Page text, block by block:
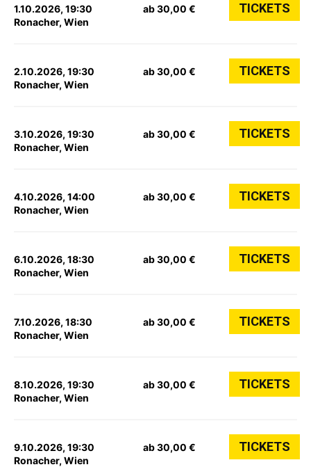
1.10.2026, 19:30
Ronacher, Wien
ab 30,00 € TICKETS
2.10.2026, 19:30
Ronacher, Wien
ab 30,00 € TICKETS
3.10.2026, 19:30
Ronacher, Wien
ab 30,00 € TICKETS
4.10.2026, 14:00
Ronacher, Wien
ab 30,00 € TICKETS
6.10.2026, 18:30
Ronacher, Wien
ab 30,00 € TICKETS
7.10.2026, 18:30
Ronacher, Wien
ab 30,00 € TICKETS
8.10.2026, 19:30
Ronacher, Wien
ab 30,00 € TICKETS
9.10.2026, 19:30
Ronacher, Wien
ab 30,00 € TICKETS